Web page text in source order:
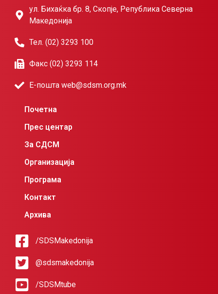
ул. Бихаќка бр. 8, Скопје, Република Северна
Македонија
Тел. (02) 3293 100
Факс (02) 3293 114
Е-пошта web@sdsm.org.mk
Почетна
Прес центар
За СДСМ
Организација
Програма
Контакт
Архива
/SDSMakedonija
@sdsmakedonija
/SDSMtube